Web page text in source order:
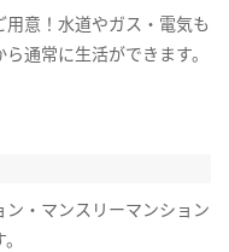
意！水道やガス・電気も
通常に生活ができます。
ン・マンスリーマンション